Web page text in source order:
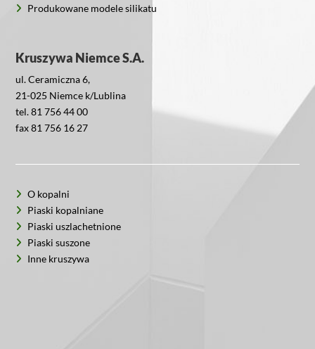
Produkowane modele silikatu
Kruszywa Niemce S.A.
ul. Ceramiczna 6,
21-025 Niemce k/Lublina
tel. 81 756 44 00
fax 81 756 16 27
O kopalni
Piaski kopalniane
Piaski uszlachetnione
Piaski suszone
Inne kruszywa